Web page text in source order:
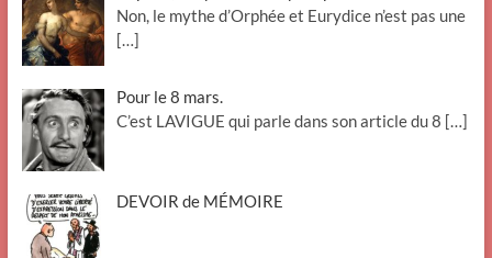
Non, le mythe d’Orphée et Eurydice n’est pas une
[…]
Pour le 8 mars.
C’est LAVIGUE qui parle dans son article du 8 […]
DEVOIR de MÉMOIRE